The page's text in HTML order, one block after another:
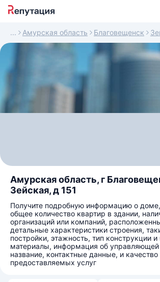
Амурская область Благовещенск
Амурская область, г
Зейская, д 151
Получите подробную информацию о
общее количество квартир в здании,
организаций или компаний,
детальные характеристики строения,
постройки, этажность, тип конструкции
материалы, информация об
название, контактные данные, и качество
предоставляемых услуг